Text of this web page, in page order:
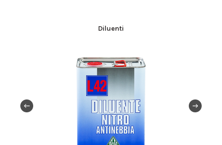
Diluenti